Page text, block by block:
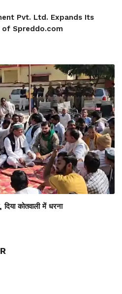
Pvt. Ltd. Expands Its
Spreddo.com
कोतवाली में धरना